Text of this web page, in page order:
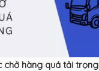
chở hàng quá tải trọng